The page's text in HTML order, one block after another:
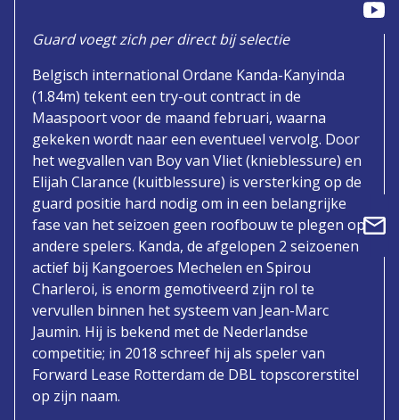
Guard voegt zich per direct bij selectie
Belgisch international Ordane Kanda-Kanyinda
(1.84m) tekent een try-out contract in de
Maaspoort voor de maand februari, waarna
gekeken wordt naar een eventueel vervolg. Door
het wegvallen van Boy van Vliet (knieblessure) en
Elijah Clarance (kuitblessure) is versterking op de
guard positie hard nodig om in een belangrijke
fase van het seizoen geen roofbouw te plegen op
andere spelers. Kanda, de afgelopen 2 seizoenen
actief bij Kangoeroes Mechelen en Spirou
Charleroi, is enorm gemotiveerd zijn rol te
vervullen binnen het systeem van Jean-Marc
Jaumin. Hij is bekend met de Nederlandse
competitie; in 2018 schreef hij als speler van
Forward Lease Rotterdam de DBL topscorerstitel
op zijn naam.